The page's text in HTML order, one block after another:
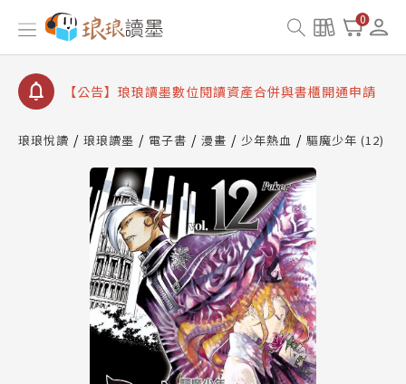
0
查詢
【公告】因 Readmoo 讀墨系統維護中，本站同步暫
停部分閱讀服務
【公告】琅琅讀墨 3 分鐘完成書櫃開通與資產合併申
【公告】琅琅書店服務升級重要說明及資產合併結果
查詢
【公告】因 Readmoo 讀墨系統維護中，本站同步暫
停部分閱讀服務
琅琅悅讀 琅琅讀墨 電子書 漫畫 少年熱血 驅魔少年 (12)